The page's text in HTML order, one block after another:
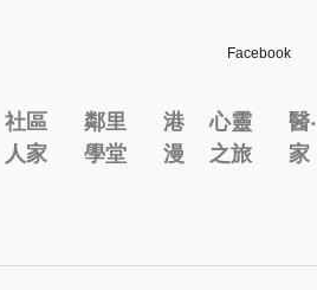
Facebook
社區
人家
鄰里
學堂
港
漫
心靈
之旅
醫‧
家